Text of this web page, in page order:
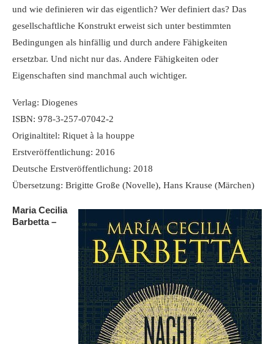
und wie definieren wir das eigentlich? Wer definiert das? Das
gesellschaftliche Konstrukt erweist sich unter bestimmten
Bedingungen als hinfällig und durch andere Fähigkeiten
ersetzbar. Und nicht nur das. Andere Fähigkeiten oder
Eigenschaften sind manchmal auch wichtiger.
Verlag: Diogenes
ISBN: 978-3-257-07042-2
Originaltitel: Riquet à la houppe
Erstveröffentlichung: 2016
Deutsche Erstveröffentlichung: 2018
Übersetzung: Brigitte Große (Novelle), Hans Krause (Märchen)
Maria Cecilia
Barbetta –